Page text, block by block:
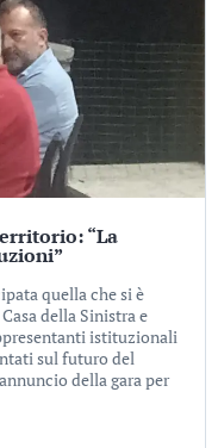
“La
quella che si è
della Sinistra e
istituzionali
sul futuro del
della gara per